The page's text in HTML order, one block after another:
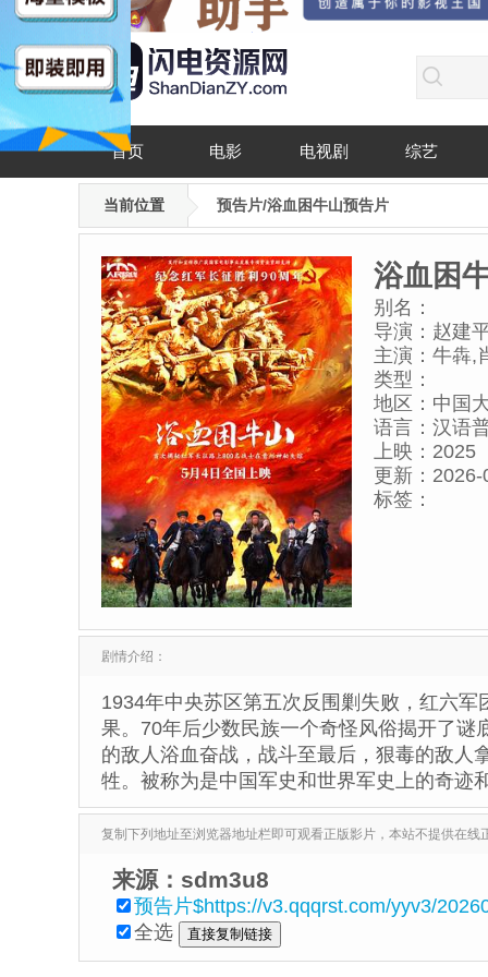
首页 电影 电视剧 综艺
当前位置 预告片/浴血困牛山预告片
浴血困
别名：
导演： 赵建
主演： 牛犇,
峰,赵中华,
璇
张未柯,王俊
类型：
地区： 中国
语言： 汉语
上映： 2025
更新： 2026-
标签：
剧情介绍：
1934年中央苏区第五次反围剿失败，红六
果。70年后少数民族一个奇怪风俗揭开了
的敌人浴血奋战，战斗至最后，狠毒的敌人
牲。被称为是中国军史和世界军史上的奇迹
复制下列地址至浏览器地址栏即可观看正版影片，本站不提供在线
来源：sdm3u8
预告片$https://v3.qqqrst.com/yyv3/
全选